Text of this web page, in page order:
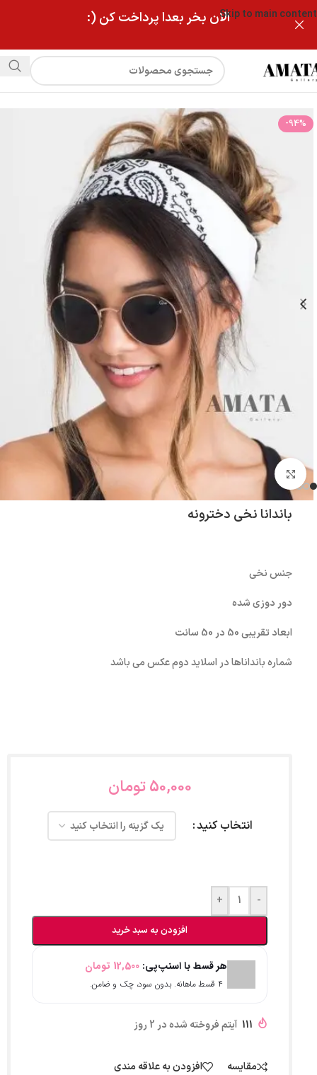
Skip to main contentالان بخر بعدا پرداخت کن (:
فروشگاه باندانا نخی دخترونه
-94%
بزرگنمایی تصویر
باندانا نخی دخترونه
جنس نخی
دور دوزی شده
ابعاد تقریبی 50 در 50 سانت
شماره بانداناها در اسلاید دوم عکس می باشد
50,000تومان
انتخاب کنید
-
+
افزودن به سبد خرید
هر قسط با اسنپ‌پی: 12,500 تومان
۴ قسط ماهانه. بدون سود، چک و ضامن.
111 آیتم فروخته شده در 2 روز
مقایسه افزودن به علاقه مندی